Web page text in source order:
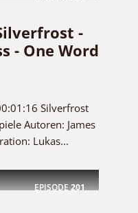
-
- One Word
Silverfrost
Autoren: James
Lukas...
EPISODE201